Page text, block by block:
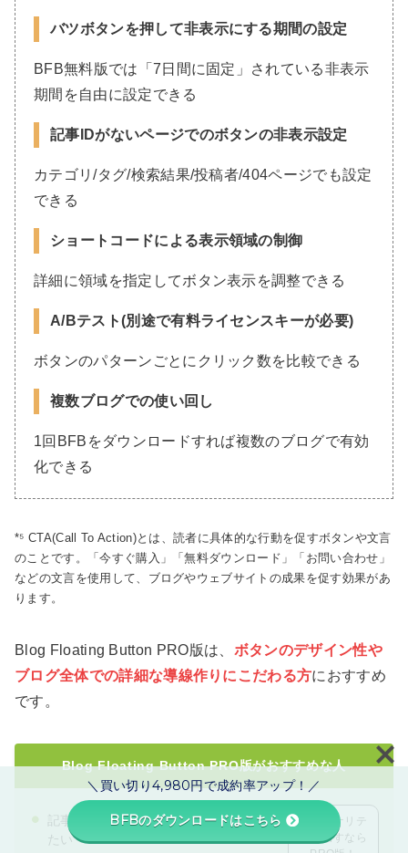
バツボタンを押して非表示にする期間の設定
BFB無料版では「7日間に固定」されている非表示
期間を自由に設定できる
記事IDがないページでのボタンの非表示設定
カテゴリ/タグ/検索結果/投稿者/404ページでも設定
できる
ショートコードによる表示領域の制御
詳細に領域を指定してボタン表示を調整できる
A/Bテスト(別途で有料ライセンスキーが必要)
ボタンのパターンごとにクリック数を比較できる
複数ブログでの使い回し
1回BFBをダウンロードすれば複数のブログで有効
化できる
*⁵ CTA(Call To Action)とは、読者に具体的な行動を促すボタンや文言
のことです。「今すぐ購入」「無料ダウンロード」「お問い合わせ」
などの文言を使用して、ブログやウェブサイトの成果を促す効果があ
ります。
Blog Floating Button PRO版は、 ボタンのデザイン性や
ブログ全体での詳細な導線作りにこだわる方におすすめ
です。
Blog Floating Button PRO版がおすすめな人
記事やカテゴリ別にボタンを使い分け
たい
オリジナリテ
ィを出すなら
＼買い切り4,980円で成約率アップ！／
BFBのダウンロードはこちら